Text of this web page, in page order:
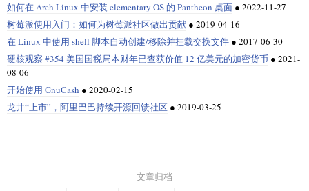
如何在 Arch Linux 中安装 elementary OS 的 Pantheon 桌面 ● 2022-11-27
树莓派使用入门：如何为树莓派社区做出贡献 ● 2019-04-16
在 Linux 中使用 shell 脚本自动创建/移除并挂载交换文件 ● 2017-06-30
硬核观察 #354 美国国税局本财年已查获价值 12 亿美元的加密货币 ● 2021-
08-06
开始使用 GnuCash ● 2020-02-15
龙井“上市”，阿里巴巴持续开源回馈社区 ● 2019-03-25
文章归档